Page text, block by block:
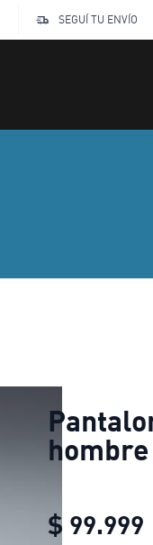
SEGUÍ TU ENVÍO
hombre
$ 99.999